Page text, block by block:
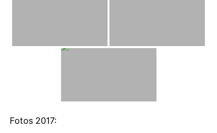
Fotos 2017: